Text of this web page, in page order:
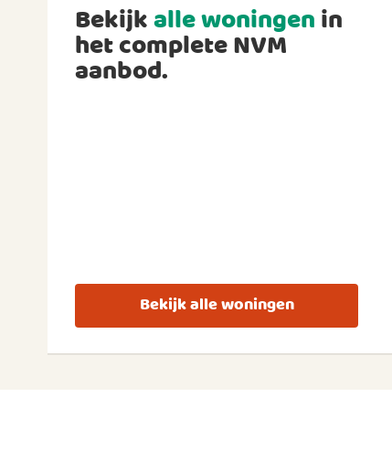
Bekijkalle woningenin
het complete NVM
aanbod.
Bekijk alle woningen